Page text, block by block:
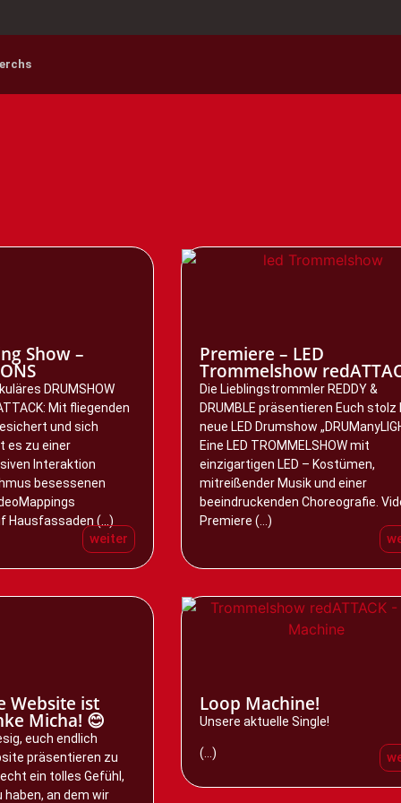
Show –
DRUMSHOW
Mit fliegenden
und sich
es zu einer
Interaktion
besessenen
Hausfassaden (...)
weiter
Premiere – LED
Trommelshow
Die Lieblingstrommler REDDY &
DRUMBLE präsentieren Euch stolz
neue LED Drumshow
Eine LED TROMMELSHOW mit
einzigartigen LED – Kostümen,
mitreißender Musik und einer
beeindruckenden Choreografie.
Premiere (...)
Website ist
Micha! 😊
euch endlich
präsentieren zu
ein tolles Gefühl,
an dem wir
Loop Machine!
Unsere aktuelle Single!
(...)